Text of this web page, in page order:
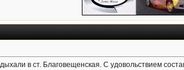
в ст. Благовещенская. С удовольствием